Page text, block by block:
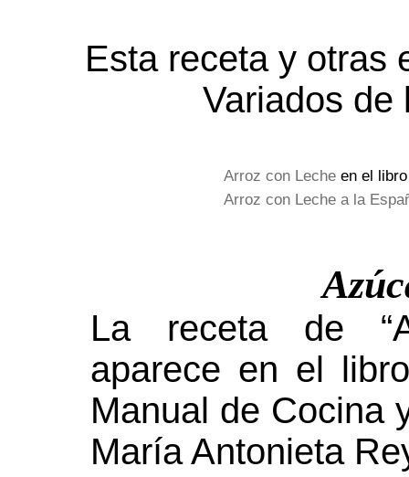
Esta receta y otras
Variados de
Arroz con Leche en el
Arroz con Leche a la
La receta de
aparece en el
Manual de Cocina
María Antonieta